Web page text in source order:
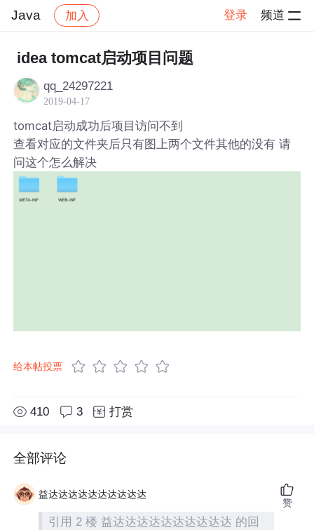
Java 加入 登录 频道
社区 帖子详情
idea tomcat启动项目问题
qq_24297221
2019-04-17
tomcat启动成功后项目访问不到
查看对应的文件夹后只有图上两个文件其他的没有 请
问这个怎么解决
给本帖投票
410 3 打赏
全部评论
益达达达达达达达达达达
引用 2 楼 益达达达达达达达达达达 的回
赞